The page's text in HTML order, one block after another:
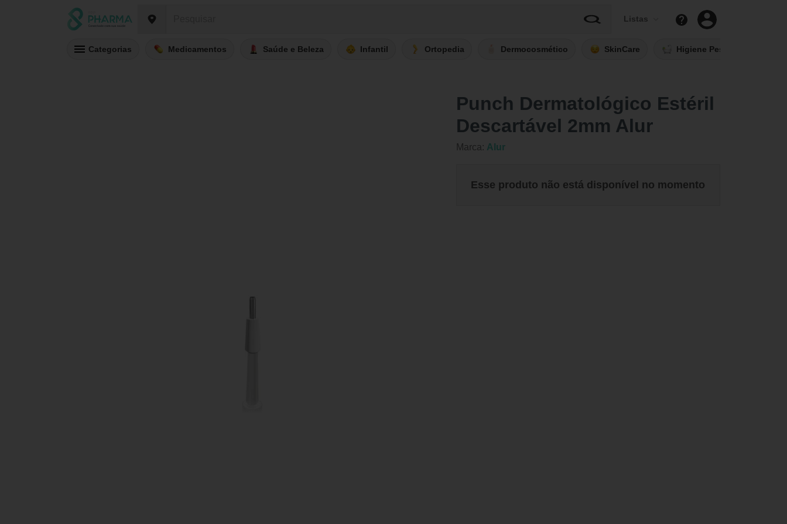
Listas
Categorias Medicamentos Saúde e Beleza Infantil Ortopedia Dermocosmético SkinCare Higiene Pessoal
Punch Dermatológico Estéril
Descartável 2mm Alur
Marca: Alur
Esse produto não está disponível no momento